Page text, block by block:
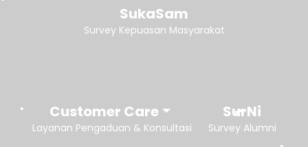
SukaSam
Survey Kepuasan Masyarakat
Customer Care
Layanan Pengaduan & Konsultasi
SurNi
Survey Alumni